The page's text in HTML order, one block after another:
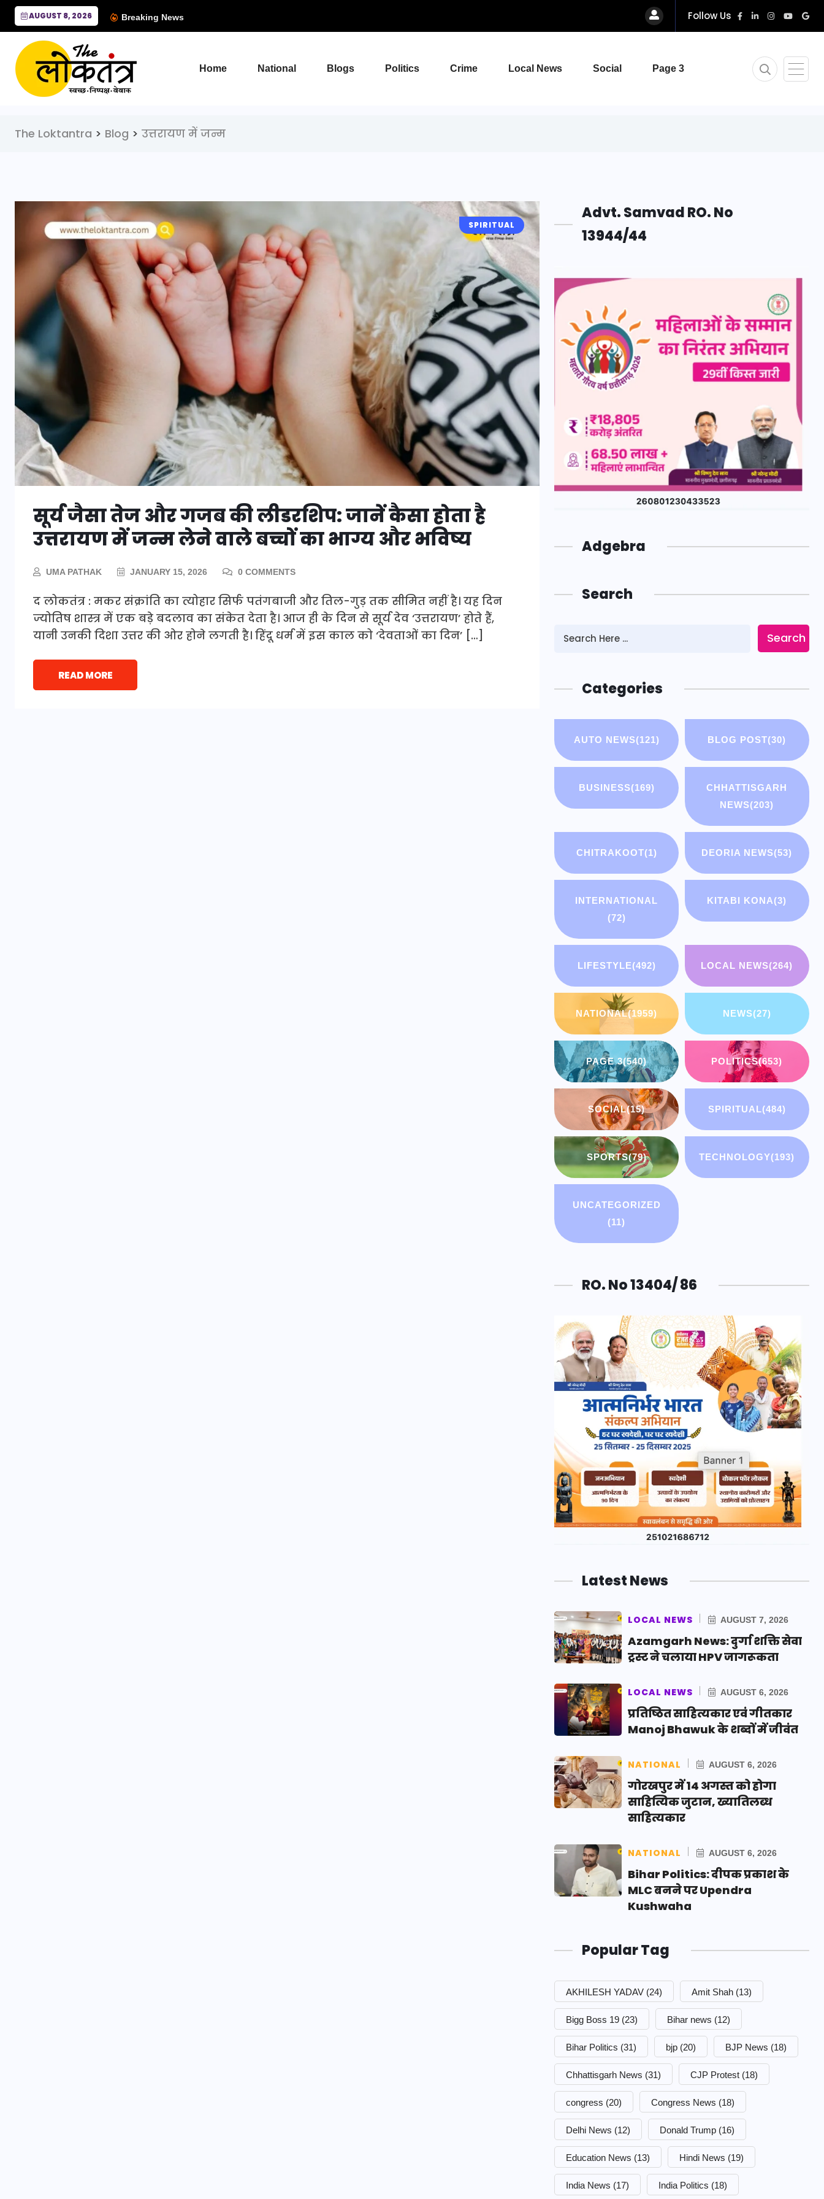
AUGUST 8, 2026 Breaking News Follow Us
Home National Blogs Politics Crime Local News Social Page 3
The Loktantra > Blog > उत्तरायण में जन्म
SPIRITUAL
सूर्य जैसा तेज और गजब की लीडरशिप: जानें कैसा होता है
उत्तरायण में जन्म लेने वाले बच्चों का भाग्य और भविष्य
UMA PATHAK JANUARY 15, 2026 0 COMMENTS
द लोकतंत्र : मकर संक्रांति का त्योहार सिर्फ पतंगबाजी और तिल-गुड़ तक सीमित नहीं है। यह दिन
ज्योतिष शास्त्र में एक बड़े बदलाव का संकेत देता है। आज ही के दिन से सूर्य देव ‘उत्तरायण’ होते हैं,
यानी उनकी दिशा उत्तर की ओर होने लगती है। हिंदू धर्म में इस काल को ‘देवताओं का दिन’ […]
READ MORE
Advt. Samvad RO. No
13944/44
Adgebra
Search
Search
Categories
AUTO NEWS(121) BLOG POST(30)
BUSINESS(169)
CHHATTISGARH
NEWS(203)
CHITRAKOOT(1) DEORIA NEWS(53)
INTERNATIONAL
(72)
KITABI KONA(3)
LIFESTYLE(492) LOCAL NEWS(264)
NATIONAL(1959) NEWS(27)
PAGE 3(540) POLITICS(653)
SOCIAL(15) SPIRITUAL(484)
SPORTS(79) TECHNOLOGY(193)
UNCATEGORIZED
(11)
RO. No 13404/ 86
Latest News
LOCAL NEWS AUGUST 7, 2026
Azamgarh News: दुर्गा शक्ति सेवा
ट्रस्ट ने चलाया HPV जागरूकता
LOCAL NEWS AUGUST 6, 2026
प्रतिष्ठित साहित्यकार एवं गीतकार
Manoj Bhawuk के शब्दों में जीवंत
NATIONAL AUGUST 6, 2026
गोरखपुर में 14 अगस्त को होगा
साहित्यिक जुटान, ख्यातिलब्ध
साहित्यकार
NATIONAL AUGUST 6, 2026
Bihar Politics: दीपक प्रकाश के
MLC बनने पर Upendra
Kushwaha
Popular Tag
AKHILESH YADAV (24) Amit Shah (13)
Bigg Boss 19 (23) Bihar news (12)
Bihar Politics (31) bjp (20) BJP News (18)
Chhattisgarh News (31) CJP Protest (18)
congress (20) Congress News (18)
Delhi News (12) Donald Trump (16)
Education News (13) Hindi News (19)
India News (17) India Politics (18)